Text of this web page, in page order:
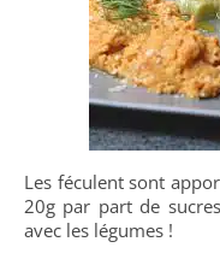
Les féculent sont apportés par les patates douces ( environ
20g par part de
avec les légumes !